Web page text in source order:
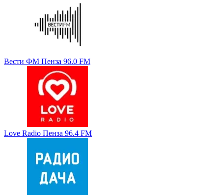
Вести ФМ Пенза 96.0 FM
Love Radio Пенза 96.4 FM